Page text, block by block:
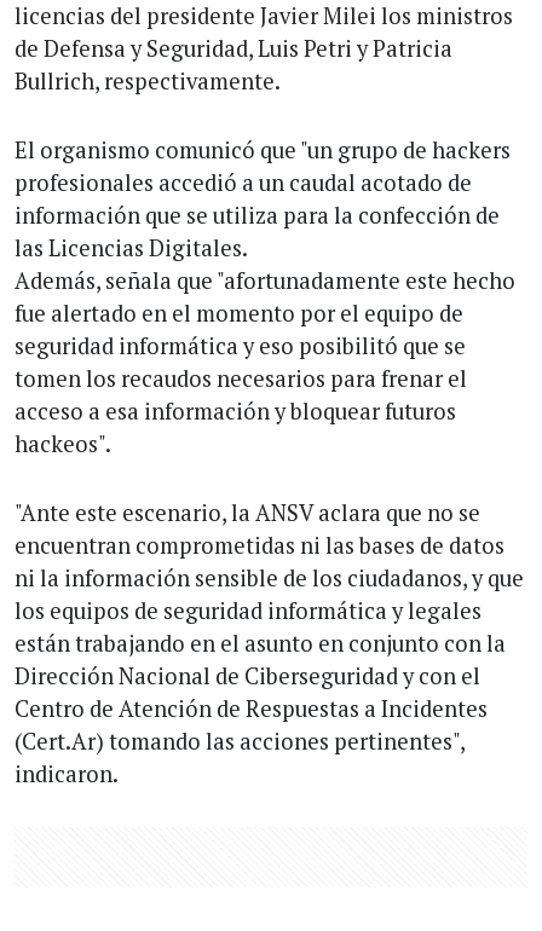
licencias del presidente Javier Milei los ministros
de Defensa y Seguridad, Luis Petri y Patricia
Bullrich, respectivamente.
El organismo comunicó que "un grupo de hackers
profesionales accedió a un caudal acotado de
información que se utiliza para la confección de
las Licencias Digitales.
Además, señala que "afortunadamente este hecho
fue alertado en el momento por el equipo de
seguridad informática y eso posibilitó que se
tomen los recaudos necesarios para frenar el
acceso a esa información y bloquear futuros
hackeos".
"Ante este escenario, la ANSV aclara que no se
encuentran comprometidas ni las bases de datos
ni la información sensible de los ciudadanos, y que
los equipos de seguridad informática y legales
están trabajando en el asunto en conjunto con la
Dirección Nacional de Ciberseguridad y con el
Centro de Atención de Respuestas a Incidentes
(Cert.Ar) tomando las acciones pertinentes",
indicaron.